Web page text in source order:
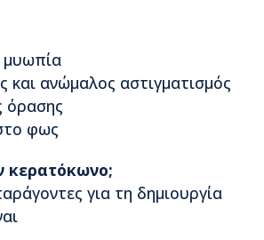
μυωπία
και ανώμαλος αστιγματισμός
όρασης
φως
κερατόκωνο;
για τη δημιουργία